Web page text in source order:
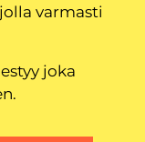
varmasti
joka